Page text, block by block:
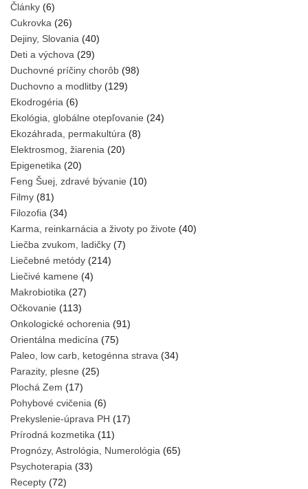
Články (6)
Cukrovka (26)
Dejiny, Slovania (40)
Deti a výchova (29)
Duchovné príčiny chorôb (98)
Duchovno a modlitby (129)
Ekodrogéria (6)
Ekológia, globálne otepľovanie (24)
Ekozáhrada, permakultúra (8)
Elektrosmog, žiarenia (20)
Epigenetika (20)
Feng Šuej, zdravé bývanie (10)
Filmy (81)
Filozofia (34)
Karma, reinkarnácia a životy po živote (40)
Liečba zvukom, ladičky (7)
Liečebné metódy (214)
Liečivé kamene (4)
Makrobiotika (27)
Očkovanie (113)
Onkologické ochorenia (91)
Orientálna medicína (75)
Paleo, low carb, ketogénna strava (34)
Parazity, plesne (25)
Plochá Zem (17)
Pohybové cvičenia (6)
Prekyslenie-úprava PH (17)
Prírodná kozmetika (11)
Prognózy, Astrológia, Numerológia (65)
Psychoterapia (33)
Recepty (72)